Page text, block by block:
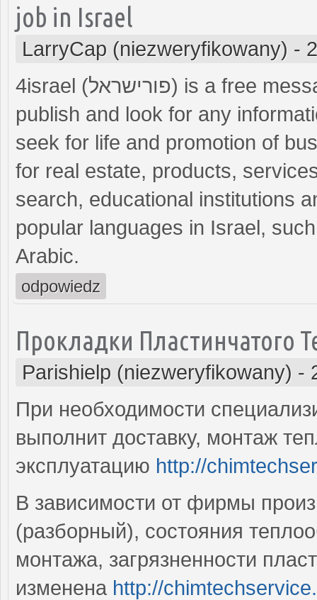
job in Israel
LarryCap (niezweryfikowany) -
4israel (פורישראל) is a free message board in Israel, where visitors can
publish and look for any
seek for life and promotion of
for real estate, products,
search, educational institutions
popular languages in Israel,
Arabic.
odpowiedz
Прокладки Пластинчатого
Parishielp (niezweryfikowany) -
При необходимости
выполнит доставку, монтаж
эксплуатацию http://
В зависимости от фирмы
(разборный), состояния
монтажа, загрязненности
изменена http://